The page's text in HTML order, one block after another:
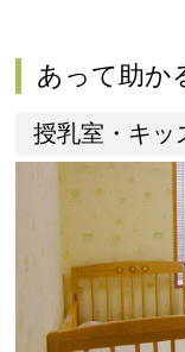
あって助か
授乳室・キッ